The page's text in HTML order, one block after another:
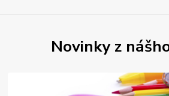
Novinky z